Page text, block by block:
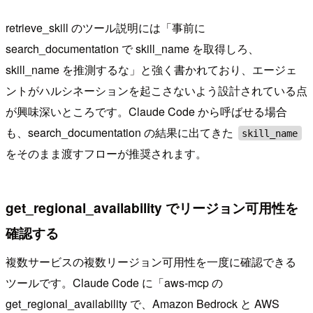
retrieve_skill のツール説明には「事前に
search_documentation で skill_name を取得しろ、
skill_name を推測するな」と強く書かれており、エージェ
ントがハルシネーションを起こさないよう設計されている点
が興味深いところです。Claude Code から呼ばせる場合
も、search_documentation の結果に出てきた
skill_name
をそのまま渡すフローが推奨されます。
get_regional_availability でリージョン可用性を
確認する
複数サービスの複数リージョン可用性を一度に確認できる
ツールです。Claude Code に「aws-mcp の
get_regional_availability で、Amazon Bedrock と AWS